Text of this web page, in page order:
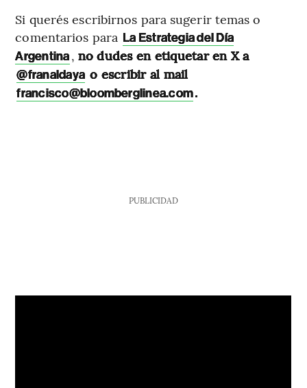
Si querés escribirnos para sugerir temas o
comentarios para La Estrategia del Día
Argentina, no dudes en etiquetar en X a
@franaldaya o escribir al mail
francisco@bloomberglinea.com.
PUBLICIDAD